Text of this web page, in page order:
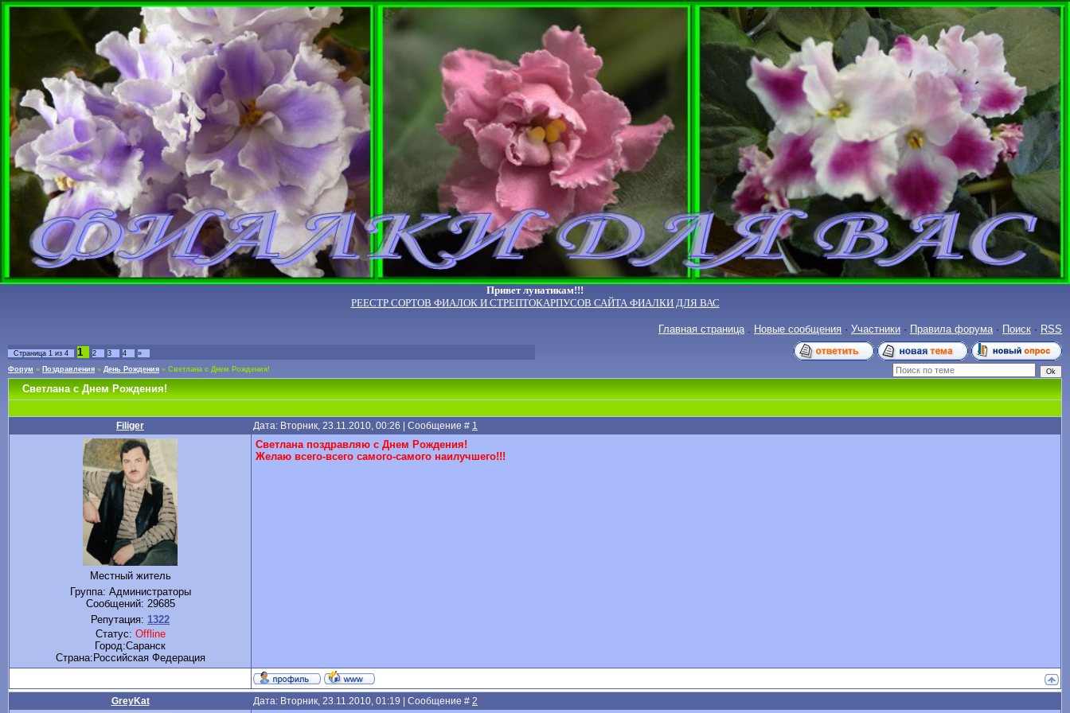
Привет лунатикам!!!
РЕЕСТР СОРТОВ ФИАЛОК И СТРЕПТОКАРПУСОВ САЙТА ФИАЛКИ ДЛЯ ВАС
Главная страница Новые сообщения · Участники · Правила форума · Поиск · RSS
Страница 1 из 4 1 2 3 4
»
Форум » Поздравления » День Рождения » Светлана с Днем Рождения!
Светлана с Днем Рождения!
Filiger Дата: Вторник, 23.11.2010, 00:26 | Сообщение # 1
Местный житель
Группа: Администраторы
Сообщений: 29685
Репутация: 1322
Статус: Offline
Город:Саранск
Cтрана:Российская Федерация
Светлана поздравляю с Днем Рождения!
Желаю всего-всего самого-самого наилучшего!!!
GreyKat Дата: Вторник, 23.11.2010, 01:19 | Сообщение # 2